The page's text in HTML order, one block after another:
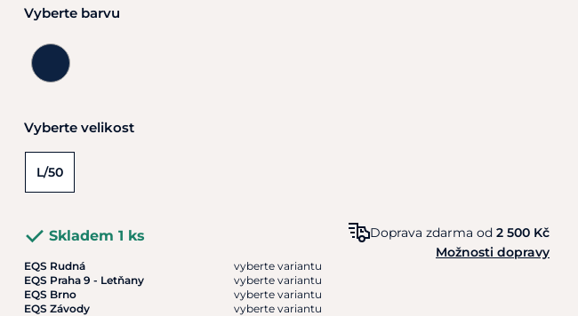
Vyberte barvu
Vyberte velikost
L/50
Skladem 1 ks
EQS Rudná
vyberte variantu
EQS Praha 9 - Letňany
vyberte variantu
EQS Brno
vyberte variantu
EQS Závody
vyberte variantu
Doprava zdarma od 2 500 Kč
Možnosti dopravy